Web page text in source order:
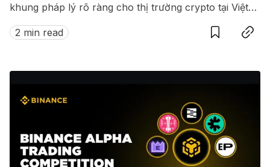
khung pháp lý rõ ràng cho thị trường crypto tại Việt
Nam.
2 min read
SaveCopy link